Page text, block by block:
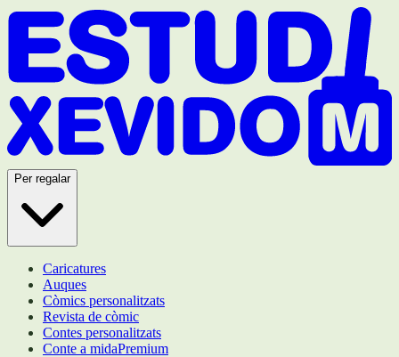
Per regalar
Caricatures
Auques
Còmics personalitzats
Revista de còmic
Contes personalitzats
Conte a midaPremium